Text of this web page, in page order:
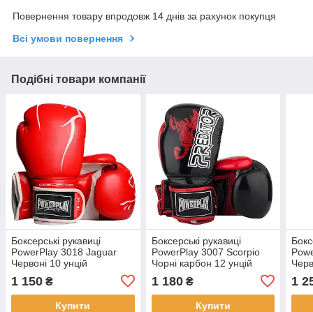
Повернення товару впродовж 14 днів за рахунок покупця
Всі умови повернення
Подібні товари компанії
Боксерські рукавиці
PowerPlay 3018 Jaguar
Червоні 10 унцій
1 150 ₴
Купити
Боксерські рукавиці
PowerPlay 3007 Scorpio
Чорні карбон 12 унцій
1 180₴
Купити
1